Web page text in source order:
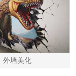
外墙美化